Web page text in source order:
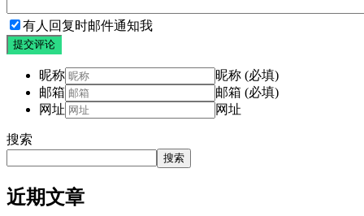
有人回复时邮件通知我
提交评论
昵称
昵称 (必填)
邮箱
邮箱 (必填)
网址
网址
搜索
搜索
近期文章